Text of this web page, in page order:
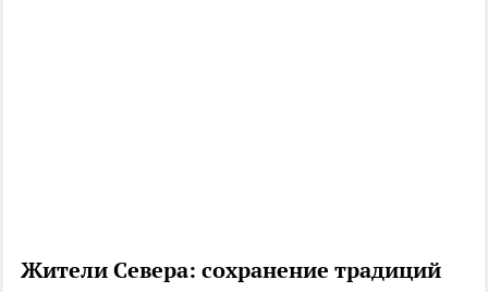
Жители Севера: сохранение традиций